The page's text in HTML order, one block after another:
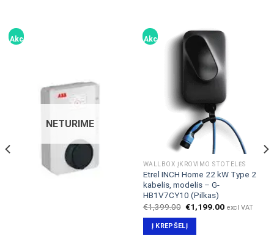
Akcija!
NETURIME
Akcija!
WALLBOX ĮKROVIMO STOTELĖS
Etrel INCH Home 22 kW Type 2
kabelis, modelis – G-
HB1V7CY10 (Pilkas)
€1,399.00 Original
price
was:
€1,399.00.
€1,199.00Current
excl VAT
Į KREPŠELĮ